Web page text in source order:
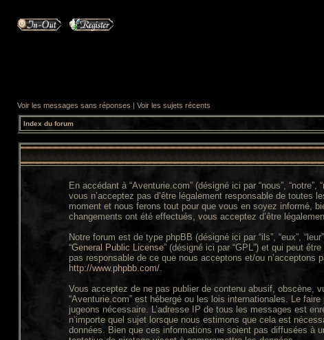
Voir les messages sans réponses | Voir les sujets récents
Index du forum
En accédant à “Aventurie.com” (désigné ici par “nous”,
vous n’acceptez pas d’être légalement responsable de toutes
moment et nous ferons tout pour que vous en soyez informé,
changements ont été effectués, vous acceptez d’être
Notre forum est de type phpBB (désigné ici par “ils”, “eux”,
“General Public License” (désigné ici par “GPL”) et qui peut
pas responsable de ce que nous acceptons et/ou
http://www.phpbb.com/.
Vous acceptez de ne pas publier de contenu abusif, obscène,
“Aventurie.com” est hébergé ou les lois internationales. Le
jugeons nécessaire. L’adresse IP de tous les messages est
n’importe quel sujet lorsque nous estimons que cela est
données. Bien que ces informations ne soient pas diffusées à